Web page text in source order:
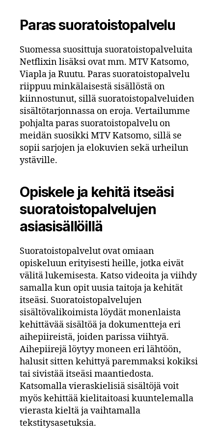
Paras suoratoistopalvelu
Suomessa suosittuja suoratoistopalveluita
Netflixin lisäksi ovat mm. MTV Katsomo,
Viapla ja Ruutu. Paras suoratoistopalvelu
riippuu minkälaisestä sisällöstä on
kiinnostunut, sillä suoratoistopalveluiden
sisältötarjonnassa on eroja. Vertailumme
pohjalta paras suoratoistopalvelu on
meidän suosikki MTV Katsomo, sillä se
sopii sarjojen ja elokuvien sekä urheilun
ystäville.
Opiskele ja kehitä itseäsi
suoratoistopalvelujen
asiasisällöillä
Suoratoistopalvelut ovat omiaan
opiskeluun erityisesti heille, jotka eivät
välitä lukemisesta. Katso videoita ja viihdy
samalla kun opit uusia taitoja ja kehität
itseäsi. Suoratoistopalvelujen
sisältövalikoimista löydät monenlaista
kehittävää sisältöä ja dokumentteja eri
aihepiireistä, joiden parissa viihtyä.
Aihepiirejä löytyy moneen eri lähtöön,
halusit sitten kehittyä paremmaksi kokiksi
tai sivistää itseäsi maantiedosta.
Katsomalla vieraskielisiä sisältöjä voit
myös kehittää kielitaitoasi kuuntelemalla
vierasta kieltä ja vaihtamalla
tekstitysasetuksia.